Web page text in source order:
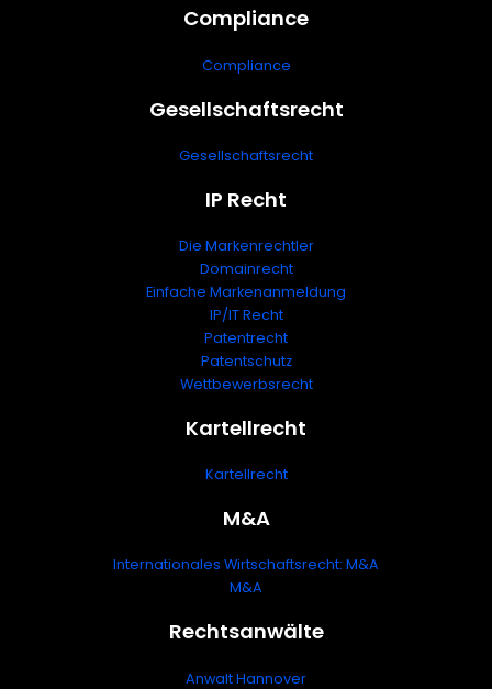
Compliance
Compliance
Gesellschaftsrecht
Gesellschaftsrecht
IP Recht
Die Markenrechtler
Domainrecht
Einfache Markenanmeldung
IP/IT Recht
Patentrecht
Patentschutz
Wettbewerbsrecht
Kartellrecht
Kartellrecht
M&A
Internationales Wirtschaftsrecht: M&A
M&A
Rechtsanwälte
Anwalt Hannover